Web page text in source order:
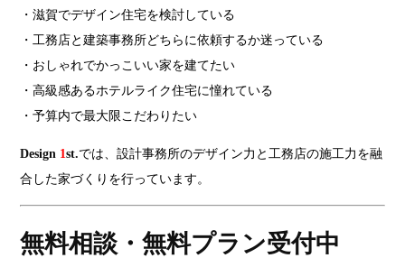
・滋賀でデザイン住宅を検討している
・工務店と建築事務所どちらに依頼するか迷っている
・おしゃれでかっこいい家を建てたい
・高級感あるホテルライク住宅に憧れている
・予算内で最大限こだわりたい
Design 1st.では、設計事務所のデザイン力と工務店の施工力を融
合した家づくりを行っています。
無料相談・無料プラン受付中